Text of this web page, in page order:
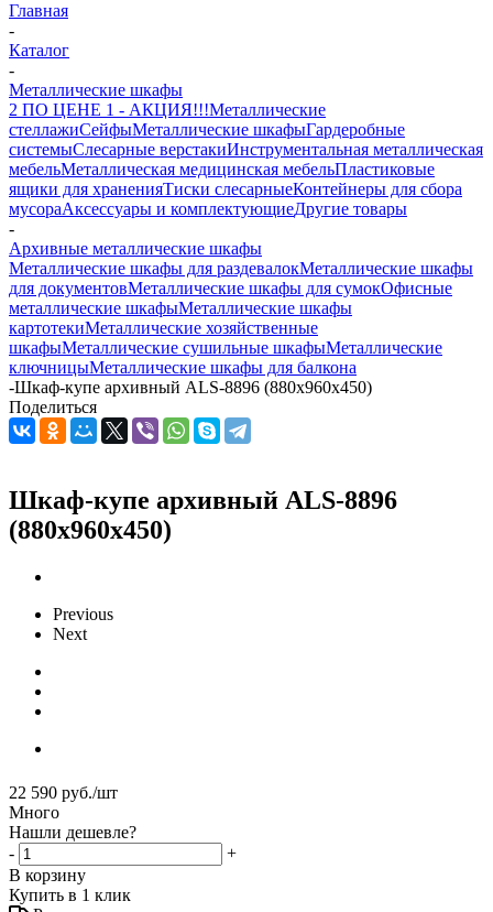
Главная
-
Каталог
-
Металлические шкафы
2 ПО ЦЕНЕ 1 - АКЦИЯ!!!Металлические
стеллажиСейфыМеталлические шкафыГардеробные
системыСлесарные верстакиИнструментальная металлическая
мебельМеталлическая медицинская мебельПластиковые
ящики для храненияТиски слесарныеКонтейнеры для сбора
мусораАксессуары и комплектующиеДругие товары
-
Архивные металлические шкафы
Металлические шкафы для раздевалокМеталлические шкафы
для документовМеталлические шкафы для сумокОфисные
металлические шкафыМеталлические шкафы
картотекиМеталлические хозяйственные
шкафыМеталлические сушильные шкафыМеталлические
ключницыМеталлические шкафы для балкона
-Шкаф-купе архивный ALS-8896 (880x960x450)
Поделиться
Шкаф-купе архивный ALS-8896
(880x960x450)
Previous
Next
22 590 руб./шт
Много
Нашли дешевле?
-
+
В корзину
Купить в 1 клик